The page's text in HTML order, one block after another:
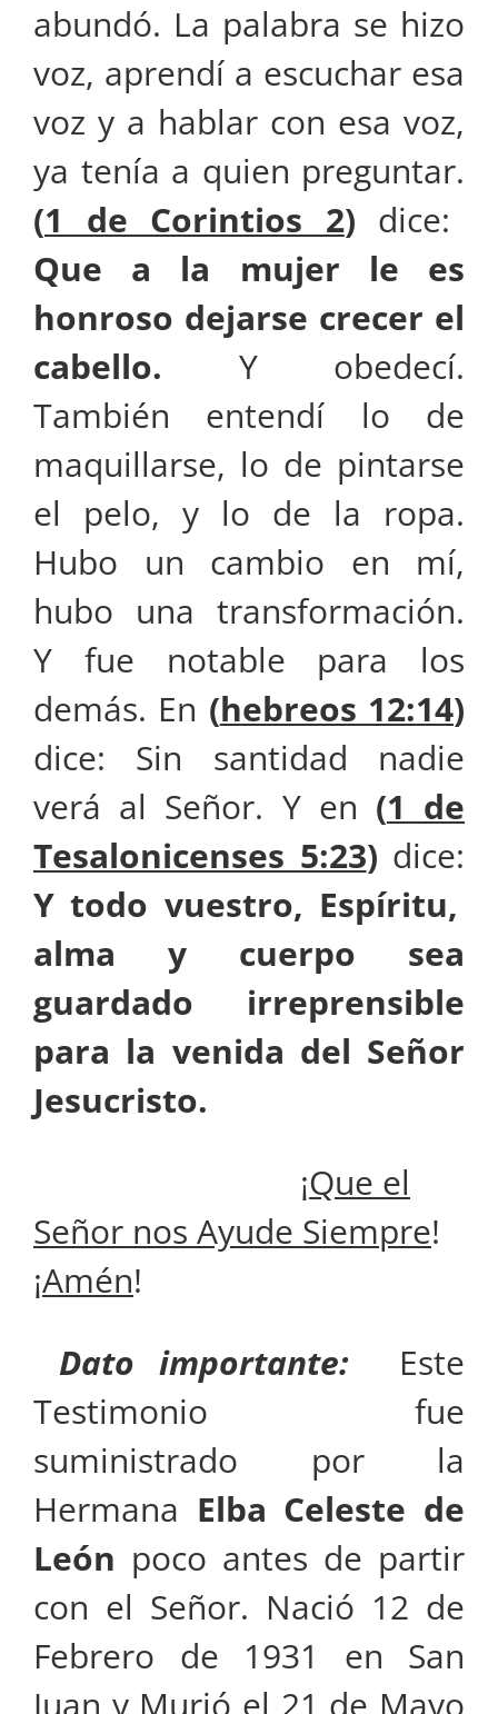
abundó. La palabra se hizo
voz, aprendí a escuchar esa
voz y a hablar con esa voz,
ya tenía a quien preguntar.
(1 de Corintios 2) dice:
Que a la mujer le es
honroso dejarse crecer el
cabello. Y obedecí.
También entendí lo de
maquillarse, lo de pintarse
el pelo, y lo de la ropa.
Hubo un cambio en mí,
hubo una transformación.
Y fue notable para los
demás. En (hebreos 12:14)
dice: Sin santidad nadie
verá al Señor. Y en (1 de
Tesalonicenses 5:23) dice:
Y todo vuestro, Espíritu,
alma y cuerpo sea
guardado irreprensible
para la venida del Señor
Jesucristo.
¡Que el
Señor nos Ayude Siempre!
¡Amén!
Dato importante:
Este
Testimonio fue
suministrado por la
Hermana Elba Celeste de
León poco antes de partir
con el Señor. Nació 12 de
Febrero de 1931 en San
Juan y Murió el 21 de Mayo